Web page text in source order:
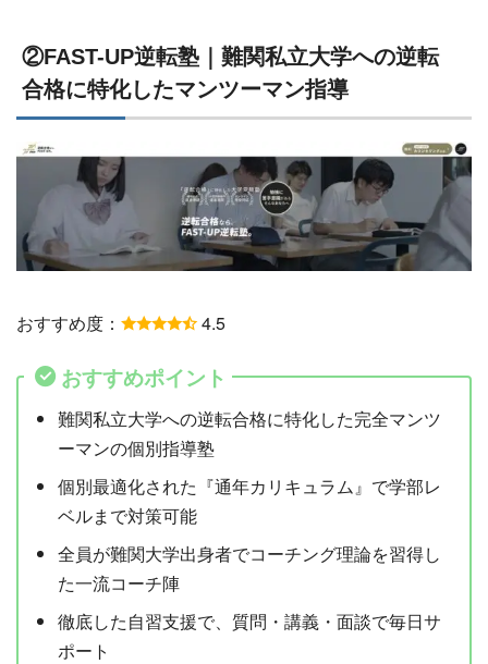
②FAST-UP逆転塾｜難関私立大学への逆転
合格に特化したマンツーマン指導
おすすめ度： 4.5
おすすめポイント
難関私立大学への逆転合格に特化した完全マンツ
ーマンの個別指導塾
個別最適化された『通年カリキュラム』で学部レ
ベルまで対策可能
全員が難関大学出身者でコーチング理論を習得し
た一流コーチ陣
徹底した自習支援で、質問・講義・面談で毎日サ
ポート